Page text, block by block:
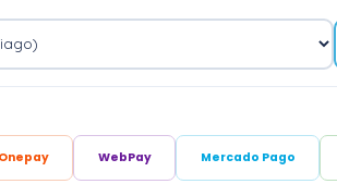
WebPay Mercado Pago